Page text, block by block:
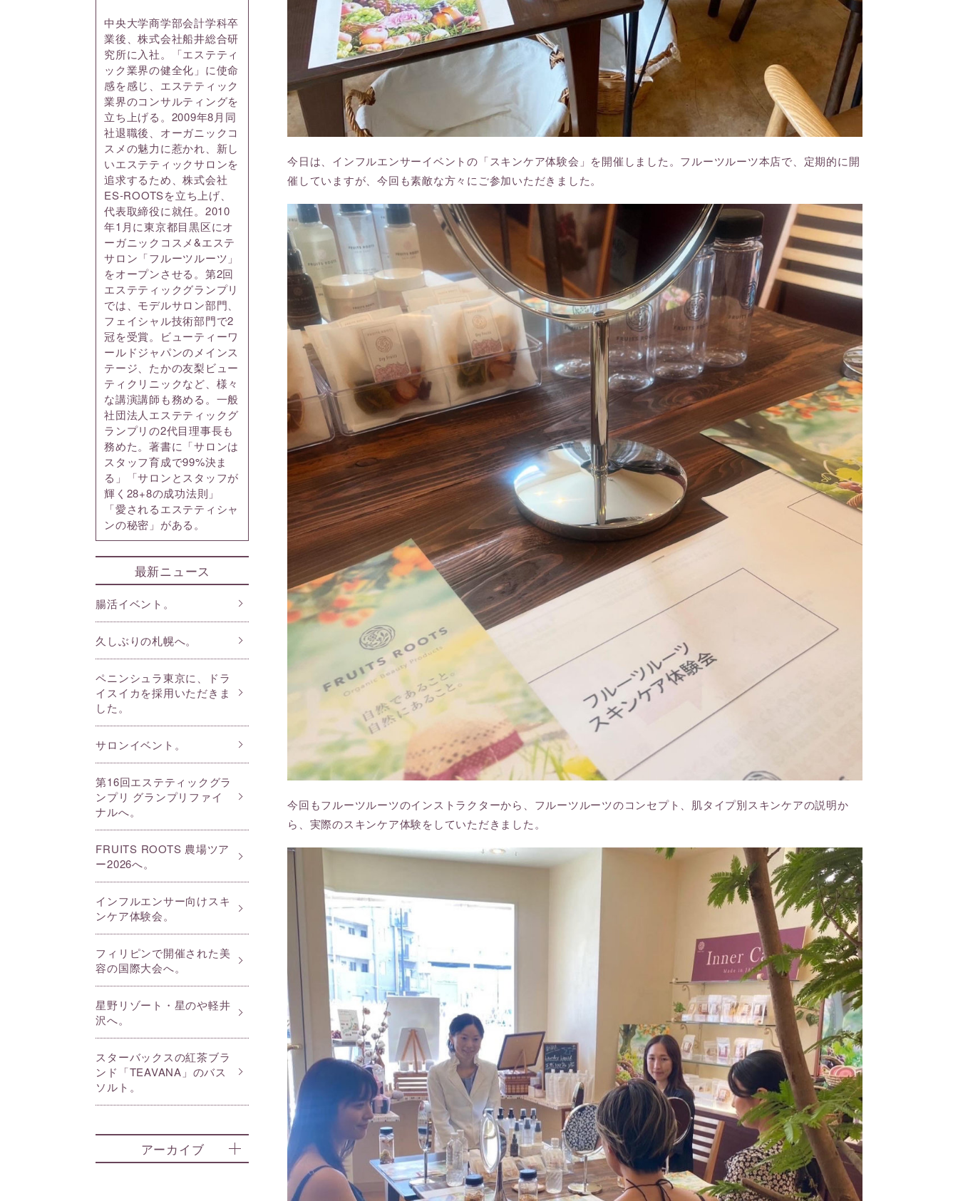
今日は、インフルエンサーイベントの「スキンケア体験会」を開催しました。フルーツルーツ本店で、定期的に開
催していますが、今回も素敵な方々にご参加いただきました。
今回もフルーツルーツのインストラクターから、フルーツルーツのコンセプト、肌タイプ別スキンケアの説明か
ら、実際のスキンケア体験をしていただきました。
中央大学商学部会計学科卒
業後、株式会社船井総合研
究所に入社。「エステティ
ック業界の健全化」に使命
感を感じ、エステティック
業界のコンサルティングを
立ち上げる。2009年8月同
社退職後、オーガニックコ
スメの魅力に惹かれ、新し
いエステティックサロンを
追求するため、株式会社
ES-ROOTSを立ち上げ、
代表取締役に就任。2010
年1月に東京都目黒区にオ
ーガニックコスメ&エステ
サロン「フルーツルーツ」
をオープンさせる。第2回
エステティックグランプリ
では、モデルサロン部門、
フェイシャル技術部門で2
冠を受賞。ビューティーワ
ールドジャパンのメインス
テージ、たかの友梨ビュー
ティクリニックなど、様々
な講演講師も務める。一般
社団法人エステティックグ
ランプリの2代目理事長も
務めた。著書に「サロンは
スタッフ育成で99%決ま
る」「サロンとスタッフが
輝く28+8の成功法則」
「愛されるエステティシャ
ンの秘密」がある。
最新ニュース
腸活イベント。
久しぶりの札幌へ。
ペニンシュラ東京に、ドラ
イスイカを採用いただきま
した。
サロンイベント。
第16回エステティックグラ
ンプリ グランプリファイ
ナルへ。
FRUITS ROOTS 農場ツア
ー2026へ。
インフルエンサー向けスキ
ンケア体験会。
フィリピンで開催された美
容の国際大会へ。
星野リゾート・星のや軽井
沢へ。
スターバックスの紅茶ブラ
ンド「TEAVANA」のバス
ソルト。
アーカイブ